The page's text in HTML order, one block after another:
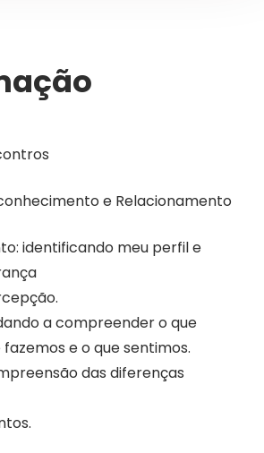
e Relacionamento
identificando meu perfil e
a compreender o que
e o que sentimos.
das diferenças